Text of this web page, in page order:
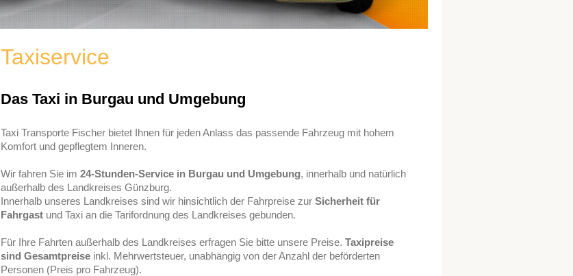
Taxiservice
Das Taxi in Burgau und Umgebung
Taxi Transporte Fischer bietet Ihnen für jeden Anlass das passende Fahrzeug mit hohem
Komfort und gepflegtem Inneren.
Wir fahren Sie im 24-Stunden-Service in Burgau und Umgebung, innerhalb und natürlich
außerhalb des Landkreises Günzburg.
Innerhalb unseres Landkreises sind wir hinsichtlich der Fahrpreise zur Sicherheit für
Fahrgastund Taxi an die Tarifordnung des Landkreises gebunden.
Für Ihre Fahrten außerhalb des Landkreises erfragen Sie bitte unsere Preise. Taxipreise
sind Gesamtpreiseinkl. Mehrwertsteuer, unabhängig von der Anzahl der beförderten
Personen (Preis pro Fahrzeug).